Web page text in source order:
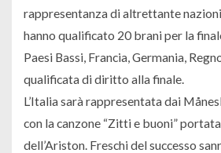
rappresentanza di altrettante
hanno qualificato 20 brani per la
Paesi Bassi, Francia, Germania,
qualificata di diritto alla finale.
L’Italia sarà rappresentata dai
con la canzone “Zitti e buoni”
dell’Ariston. Freschi del successo